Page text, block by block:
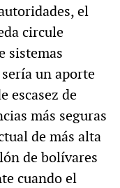
el
circule
sistemas
un aporte
escasez de
más seguras
de más alta
de bolívares
cuando el